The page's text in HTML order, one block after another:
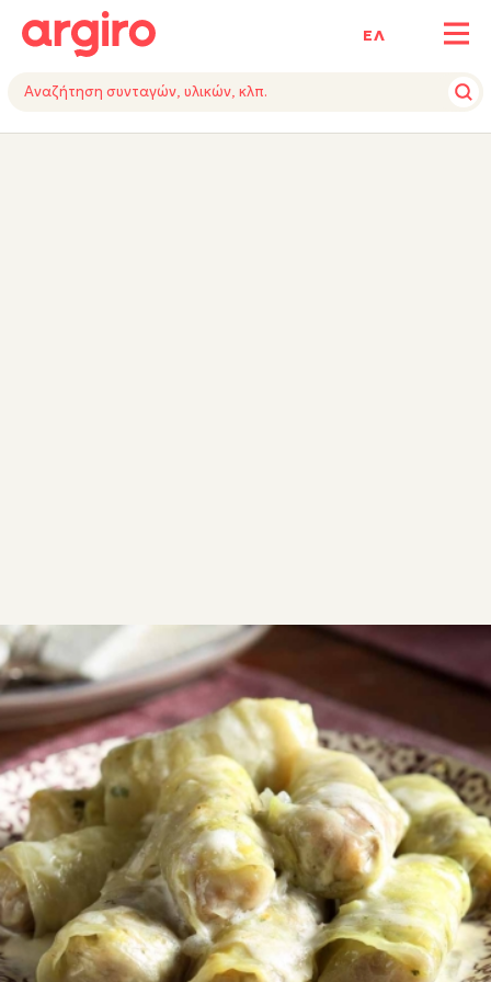
ΕΛ
ΥΛΙΚΑVIDEOΕΚΤΕΛΕΣΗΕΞΟΠΛΙΣΜΟΣ
ΣΥΝΤΑΓΕΣ ΑΛΜΥΡΑ ΚΡΕΑΣ
Λαχανοντολμάδες
παραδοσιακοί
Λαχανοντολμάδες με αυγολέμονο και πλούσια κρέμα
από τα πιο αγαπημένα φαγητά του χειμώνα, με
άρωμα μανούλας! Περιχύστε από πάνω αυγολέμονο
και απογειώστε το φαγητό σας.
Μεσαία 1:00